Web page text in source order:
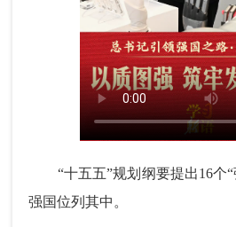
“十五五”规划纲要提出16个“
强国位列其中。